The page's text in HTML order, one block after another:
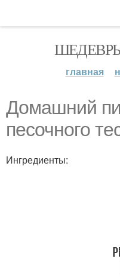
главная
Домашний
песочного
Ингредиенты: